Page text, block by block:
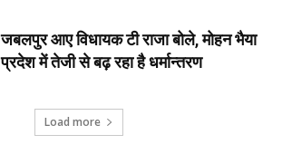
जबलपुर आए विधायक टी राजा बोले, मोहन भैया
प्रदेश में तेजी से बढ़ रहा है धर्मान्तरण
Load more